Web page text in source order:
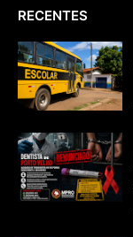
RECENTES